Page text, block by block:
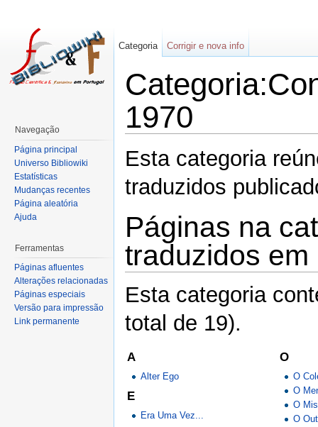
1970
Esta categoria
traduzidos
Páginas na
traduzidos em
Esta categoria
total de 19).
A
Alter Ego
E
Era Uma Vez...
O
O
O
O
O
Categoria Corrigir e nova info
Navegação
Página principal
Universo Bibliowiki
Estatísticas
Mudanças recentes
Página aleatória
Ajuda
Ferramentas
Páginas afluentes
Alterações relacionadas
Páginas especiais
Versão para impressão
Link permanente